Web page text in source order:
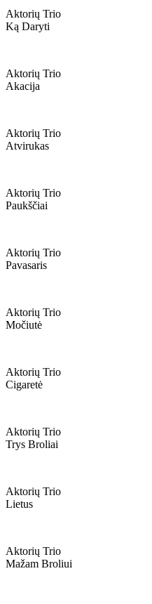
Aktorių Trio
Ką Daryti
Aktorių Trio
Akacija
Aktorių Trio
Atvirukas
Aktorių Trio
Paukščiai
Aktorių Trio
Pavasaris
Aktorių Trio
Močiutė
Aktorių Trio
Cigaretė
Aktorių Trio
Trys Broliai
Aktorių Trio
Lietus
Aktorių Trio
Mažam Broliui